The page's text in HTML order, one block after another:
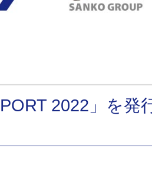
2022」を